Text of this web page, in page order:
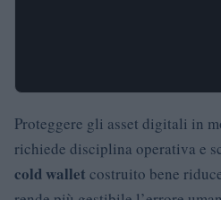
Proteggere gli asset digitali in
richiede disciplina operativa e
cold wallet costruito bene